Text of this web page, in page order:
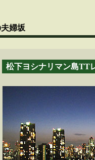
婦坂
松下ヨシナリマン島TT